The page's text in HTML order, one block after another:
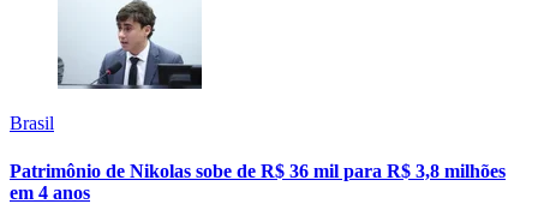
Brasil
Patrimônio de Nikolas sobe de R$ 36 mil para R$ 3,8 milhões
em 4 anos